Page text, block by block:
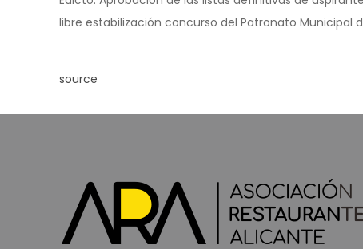
libre estabilización concurso del Patronato Municipal
source